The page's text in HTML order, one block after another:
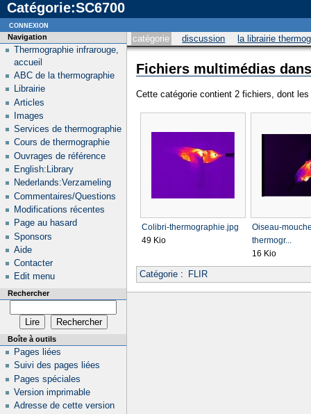
Catégorie:SC6700
catégorie discussion la librairie
Fichiers multimédias
Cette catégorie contient 2 fichiers, dont
Colibri-thermographie.jpg
49 Kio
Oiseau-
thermogr...
16 Kio
Catégorie: FLIR
Navigation
Thermographie infrarouge,
accueil
ABC de la thermographie
Librairie
Articles
Images
Services de thermographie
Cours de thermographie
Ouvrages de référence
English:Library
Nederlands:Verzameling
Commentaires/Questions
Modifications récentes
Page au hasard
Sponsors
Aide
Contacter
Edit menu
Rechercher
Boîte à outils
Pages liées
Suivi des pages liées
Pages spéciales
Version imprimable
Adresse de cette version
connexion